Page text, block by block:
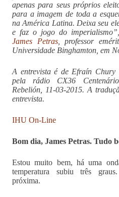
apenas para seus próprios
para a imagem de toda a
na América Latina. Deixa seu
e faz o jogo do
James Petras, professor
Universidade Binghamton, em
A entrevista é de Efraín Chury
pela rádio CX36
Rebelión, 11-03-2015. A
entrevista.
IHU On-Line
Bom dia, James Petras. Tudo
Estou muito bem, há uma
temperatura subiu três
próxima.